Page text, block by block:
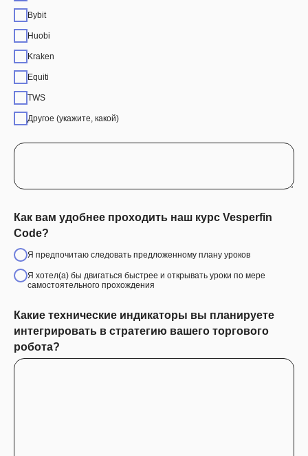
Bybit
Huobi
Kraken
Equiti
TWS
Другое (укажите, какой)
Как вам удобнее проходить наш курс Vesperfin
Code?
Я предпочитаю следовать предложенному плану уроков
Я хотел(а) бы двигаться быстрее и открывать уроки по мере
самостоятельного прохождения
Какие технические индикаторы вы планируете
интегрировать в стратегию вашего торгового
робота?